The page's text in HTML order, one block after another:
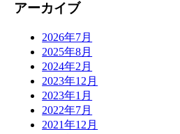
アーカイブ
2026年7月
2025年8月
2024年2月
2023年12月
2023年1月
2022年7月
2021年12月